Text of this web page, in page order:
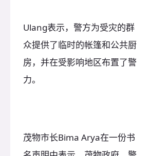
Ulang表示，警方为受灾的群
众提供了临时的帐篷和公共厨
房，并在受影响地区布置了警
力。
茂物市长Bima Arya在一份书